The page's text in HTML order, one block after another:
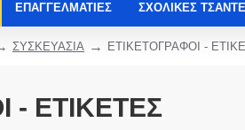
ΕΠΑΓΓΕΛΜΑΤΊΕΣ ΣΧΟΛΙΚΈΣ
ΣΥΣΚΕΥΑΣΙΑ ΕΤΙΚΕΤΟΓΡΑΦΟΙ -
- ΕΤΙΚΕΤΕΣ